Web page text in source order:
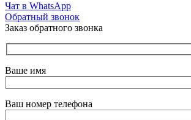
Чат в WhatsApp
Обратный звонок
Заказ обратного звонка
Ваше имя
Ваш номер телефона